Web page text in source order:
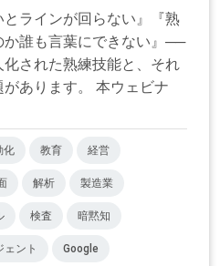
とラインが回らない』『熟
誰も言葉にできない』──
された熟練技能と、それ
あります。 本ウェビナ
化 教育 経営
解析 製造業
検査 暗黙知
ェント Google